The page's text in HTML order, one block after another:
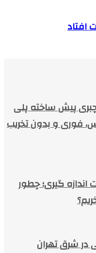
افتاد
پیش ساخته پلی
فوری و بدون تخریب
اندازه گیری؛ چطور
شرق تهران